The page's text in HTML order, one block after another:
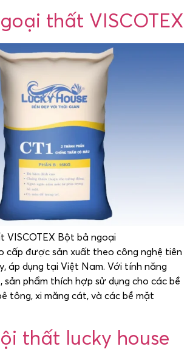
thất VISCOTEX
VISCOTEX Bột bả ngoại
cấp được sản xuất theo công nghệ tiên
áp dụng tại Việt Nam. Với tính năng
sản phẩm thích hợp sử dụng cho các bề
tông, xi măng cát, và các bề mặt
thất lucky house